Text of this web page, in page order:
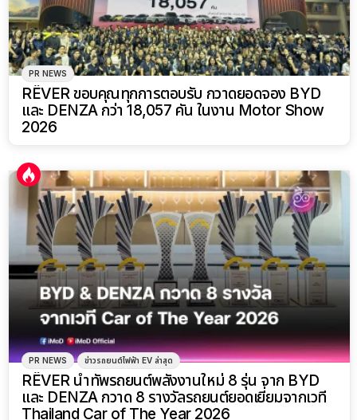
PR NEWS
RÊVER ขอบคุณทุกการตอบรับ กวาดยอดจอง BYD
และ DENZA กว่า 18,057 คัน ในงาน Motor Show
2026
PR NEWS ข่าวรถยนต์ไฟฟ้า EV ล่าสุด
RÊVER นำทัพรถยนต์พลังงานใหม่ 8 รุ่น จาก BYD
และ DENZA กวาด 8 รางวัลรถยนต์ยอดเยี่ยมจากเวที
Thailand Car of The Year 2026